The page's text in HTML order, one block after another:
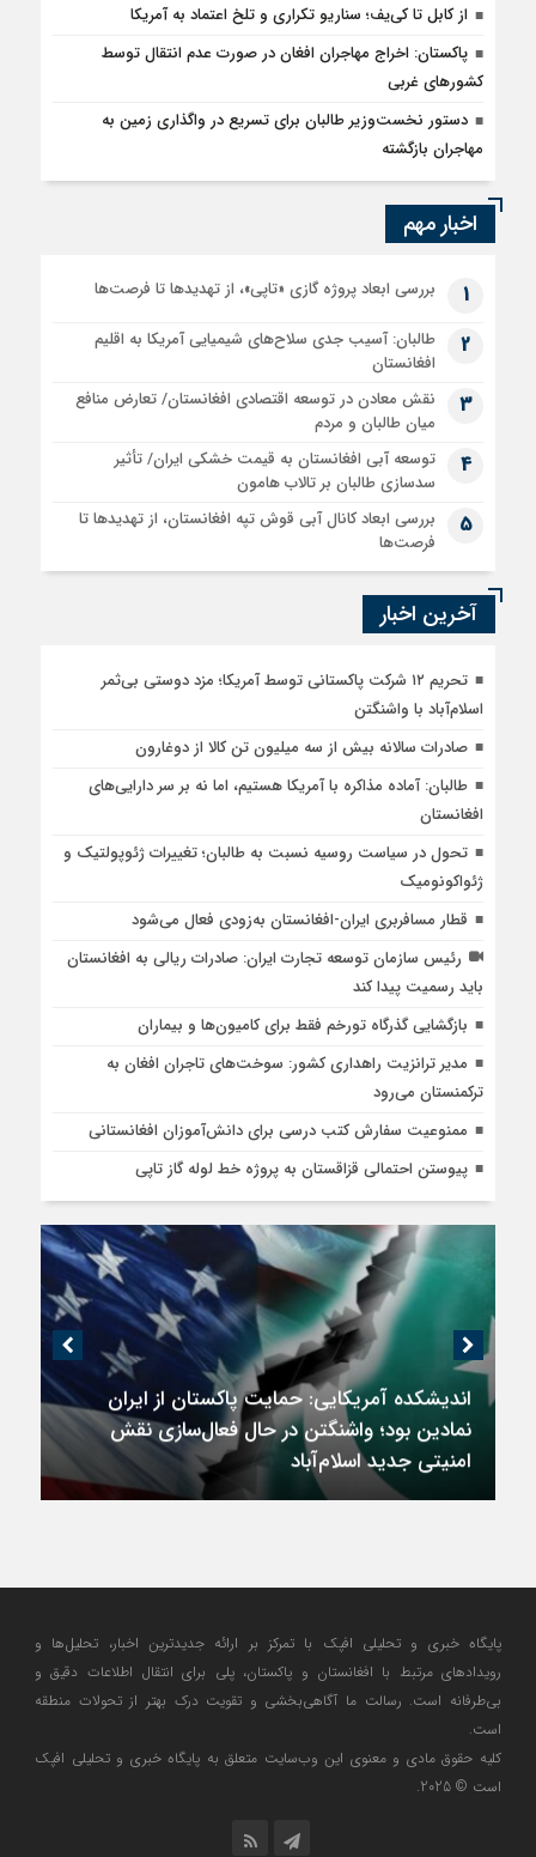
از کابل تا کی‌یف؛ سناریو تکراری و تلخ اعتماد به آمریکا
پاکستان: اخراج مهاجران افغان در صورت عدم انتقال توسط
کشورهای غربی
دستور نخست‌وزیر طالبان برای تسریع در واگذاری زمین به
مهاجران بازگشته
اخبار مهم
1 بررسی ابعاد پروژه گازی «تاپی»، از تهدیدها تا فرصت‌ها
2
طالبان: آسیب جدی سلاح‌های شیمیایی آمریکا به اقلیم
افغانستان
3
نقش معادن در توسعه اقتصادی افغانستان/ تعارض منافع
میان طالبان و مردم
4
توسعه آبی افغانستان به قیمت خشکی ایران/ تأثیر
سدسازی طالبان بر تالاب هامون
5
بررسی ابعاد کانال آبی قوش تپه افغانستان، از تهدیدها تا
فرصت‌ها
آخرین اخبار
تحریم ۱۲ شرکت پاکستانی توسط آمریکا؛ مزد دوستی بی‌ثمر
اسلام‌آباد با واشنگتن
صادرات سالانه بیش از سه میلیون تن کالا از دوغارون
طالبان: آماده مذاکره با آمریکا هستیم، اما نه بر سر دارایی‌های
افغانستان
تحول در سیاست روسیه نسبت به طالبان؛ تغییرات ژئوپولتیک و
ژئواکونومیک
قطار مسافربری ایران-افغانستان به‌زودی فعال می‌شود
رئیس سازمان توسعه تجارت ایران: صادرات ریالی به افغانستان
باید رسمیت پیدا کند
بازگشایی گذرگاه تورخم فقط برای کامیون‌ها و بیماران
مدیر ترانزیت راهداری کشور: سوخت‌های تاجران افغان به
ترکمنستان می‌رود
ممنوعیت سفارش کتب درسی برای دانش‌آموزان افغانستانی
پیوستن احتمالی قزاقستان به پروژه خط لوله گاز تاپی
اندیشکده آمریکایی: حمایت پاکستان از ایران
نمادین بود؛ واشنگتن در حال فعال‌سازی نقش
امنیتی جدید اسلام‌آباد
پایگاه خبری و تحلیلی افپک با تمرکز بر ارائه جدیدترین اخبار، تحلیل‌ها و
رویدادهای مرتبط با افغانستان و پاکستان، پلی برای انتقال اطلاعات دقیق و
بی‌طرفانه است. رسالت ما آگاهی‌بخشی و تقویت درک بهتر از تحولات منطقه
است.
کلیه حقوق مادی و معنوی این وب‌سایت متعلق به پایگاه خبری و تحلیلی افپک
است © 2025.